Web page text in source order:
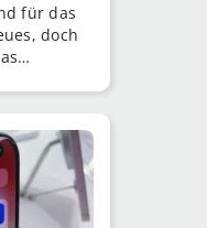
für das
doch